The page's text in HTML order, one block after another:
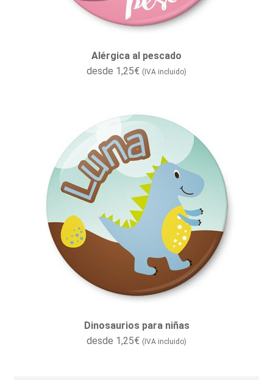
Alérgica al pescado
desde 1,25€ (IVA incluido)
Dinosaurios para niñas
desde 1,25€ (IVA incluido)